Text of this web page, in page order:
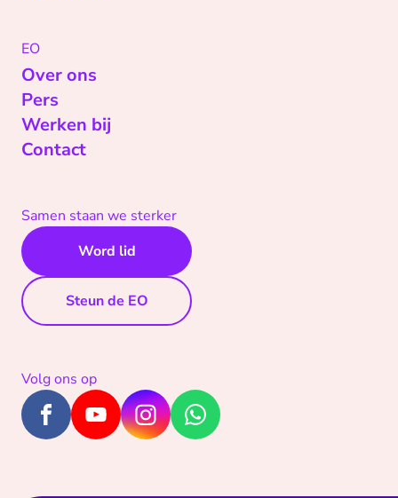
EO
Over ons
Pers
Werken bij
Contact
Samen staan we sterker
Word lid
Steun de EO
Volg ons op